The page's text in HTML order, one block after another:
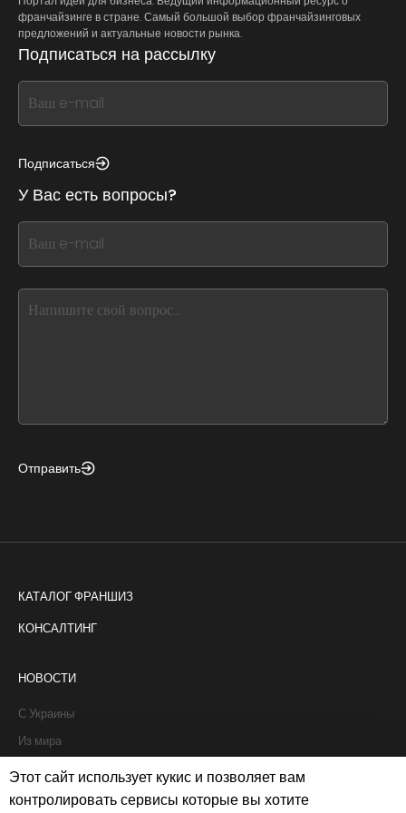
франчайзинге в стране. Самый большой выбор франчайзинговых
предложений и актуальные новости рынка.
Подписаться на рассылку
If
you
this,
this
form
field
blank
Подписаться
У Вас есть вопросы?
If
you
Отправить
КАТАЛОГ ФРАНШИЗ
КОНСАЛТИНГ
НОВОСТИ
С Украины
Из мира
Интервью
Истории франчайзи
Этот сайт использует кукис и позволяет вам
контролировать сервисы которые вы хотите